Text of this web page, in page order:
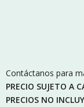
Contáctanos para
PRECIO SUJETO A
PRECIOS NO